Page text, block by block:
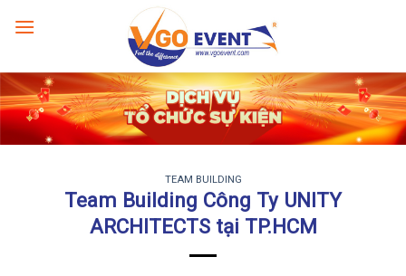
TEAM BUILDING
Team Building Công Ty UNITY
ARCHITECTS tại TP.HCM